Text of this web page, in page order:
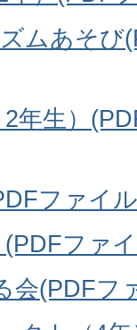
ムあそび
年生）
ファイ
ファ
会(PDFフ